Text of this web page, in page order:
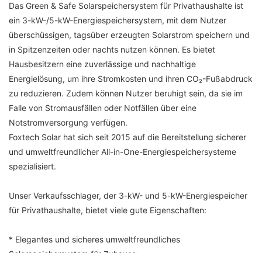
Das Green & Safe Solarspeichersystem für Privathaushalte ist
ein 3-kW-/5-kW-Energiespeichersystem, mit dem Nutzer
überschüssigen, tagsüber erzeugten Solarstrom speichern und
in Spitzenzeiten oder nachts nutzen können. Es bietet
Hausbesitzern eine zuverlässige und nachhaltige
Energielösung, um ihre Stromkosten und ihren CO₂-Fußabdruck
zu reduzieren. Zudem können Nutzer beruhigt sein, da sie im
Falle von Stromausfällen oder Notfällen über eine
Notstromversorgung verfügen.
Foxtech Solar hat sich seit 2015 auf die Bereitstellung sicherer
und umweltfreundlicher All-in-One-Energiespeichersysteme
spezialisiert.
Unser Verkaufsschlager, der 3-kW- und 5-kW-Energiespeicher
für Privathaushalte, bietet viele gute Eigenschaften:
* Elegantes und sicheres umweltfreundliches